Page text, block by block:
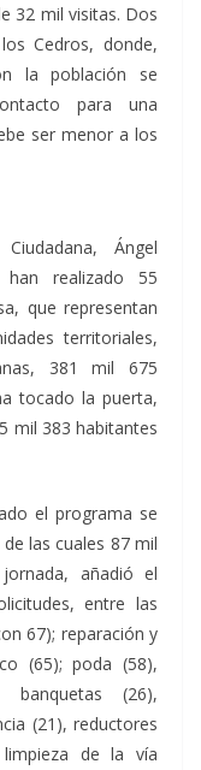
32 mil visitas. Dos
Cedros, donde,
la población se
para una
ser menor a los
Ángel
realizado 55
que representan
territoriales,
381 mil 675
tocado la puerta,
mil 383 habitantes
el programa se
las cuales 87 mil
añadió el
entre las
67); reparación y
(65); poda (58),
(26),
(21), reductores
de la vía